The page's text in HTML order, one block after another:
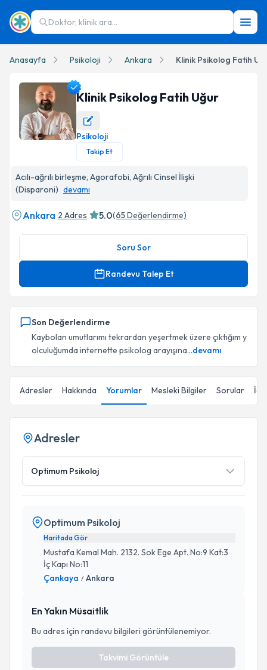
Doktor, klinik ara...
Anasayfa Psikoloji Ankara Klinik Psikolog Fatih
Klinik Psikolog Fatih Uğur Profil Fotoğrafı
Klinik Psikolog Fatih Uğur
Psikoloji
Takip Et
Acılı-ağrılı birleşme, Agorafobi, Ağrılı Cinsel İlişki
(Disparoni) devamı
Ankara 2 Adres 5.0(65Değerlendirme)
Soru Sor
Randevu Talep Et
Son Değerlendirme
Kaybolan umutlarımı tekrardan yeşertmek üzere çıktığım y
olculuğumda internette psikolog arayışına...devamı
Adresler Hakkında Yorumlar Mesleki Bilgiler Sorular
Adresler
Optimum Psikoloj
Optimum Psikoloj
Haritada Gör
Mustafa Kemal Mah. 2132. Sok Ege Apt. No:9 Kat:3
İç Kapı No:11
Çankaya / Ankara
En Yakın Müsaitlik
Bu adres için randevu bilgileri görüntülenemiyor.
Takvimi Görüntüle